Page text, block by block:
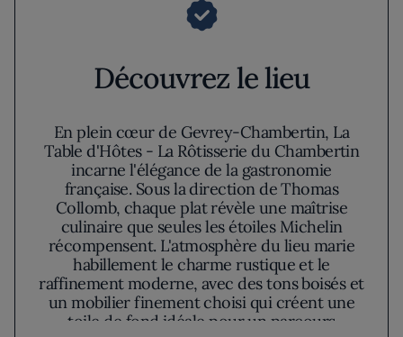
Découvrez le lieu
En plein cœur de Gevrey-Chambertin, La
Table d'Hôtes - La Rôtisserie du Chambertin
incarne l'élégance de la gastronomie
française. Sous la direction de Thomas
Collomb, chaque plat révèle une maîtrise
culinaire que seules les étoiles Michelin
récompensent. L'atmosphère du lieu marie
habillement le charme rustique et le
raffinement moderne, avec des tons boisés et
un mobilier finement choisi qui créent une
toile de fond idéale pour un parcours